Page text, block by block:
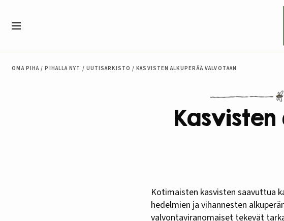
OMA PIHA / PIHALLA NYT / UUTISARKISTO / KASVISTEN ALKUPERÄÄ VALVOTAAN
Kotimaisten kasvisten saavuttua kauppoihin ja toreille on hyvä ollaerityisen tarkka marjojen,
hedelmien ja vihannesten
valvontaviranomaiset tekevät